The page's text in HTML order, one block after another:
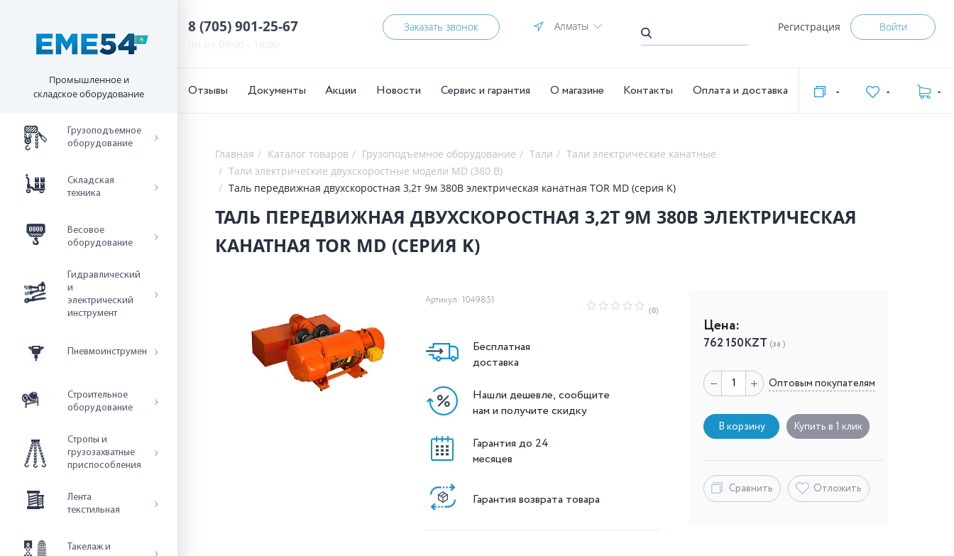
Промышленное и
складское оборудование
Грузоподъемное
оборудование
Складская
техника
Весовое
оборудование
Гидравлический
и
электрический
инструмент
Пневмоинструмент
Строительное
оборудование
Стропы и
грузозахватные
приспособления
Лента
текстильная
Такелаж и
8 (705) 901-25-67
пн-пт 09:00 - 18:00
Заказать звонок Алматы Регистрация Войти
Отзывы Документы Акции Новости Сервис и гарантия О магазине Контакты Оплата и доставка - - -
Главная Каталог товаров Грузоподъемное оборудование Тали
Тали электрические канатные
Тали электрические двухскоростные модели MD (380 В)
Таль передвижная двухскоростная 3,2т 9м 380В электрическая канатная TOR MD (серия K)
ТАЛЬ ПЕРЕДВИЖНАЯ ДВУХСКОРОСТНАЯ 3,2Т 9М 380В ЭЛЕКТРИЧЕСКАЯ
КАНАТНАЯ TOR MD (СЕРИЯ K)
Артикул: 1049851
(0)
Бесплатная
доставка
Нашли дешевле, сообщите
нам и получите скидку
Гарантия до 24
месяцев
Гарантия возврата товара
Цена:
762 150KZT (за )
Оптовым покупателям
В корзину Купить в 1 клик
Сравнить Отложить